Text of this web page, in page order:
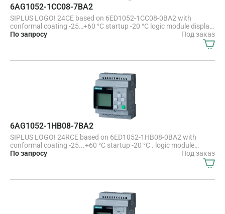
6AG1052-1CC08-7BA2
SIPLUS LOGO! 24CE based on 6ED1052-1CC08-0BA2 with
conformal coating -25…+60 °C startup -20 °C logic module display
power supply / I/O: 24 V/24 V/24 V trans., 8 DI (4 AI)/4 DO,
memory 400 blocks, modularly expandable, Ethernet integrated
По запросу Под заказ
6AG1052-1HB08-7BA2
SIPLUS LOGO! 24RCE based on 6ED1052-1HB08-0BA2 with
conformal coating -25...+60 °C startup -20 °C . logic module
display power supply / I/O 24 V 24 V AC/DC/relay, 8 DI/4 DO,
memory 400 blocks, modularly expandable, Ethernet integrated
По запросу Под заказ